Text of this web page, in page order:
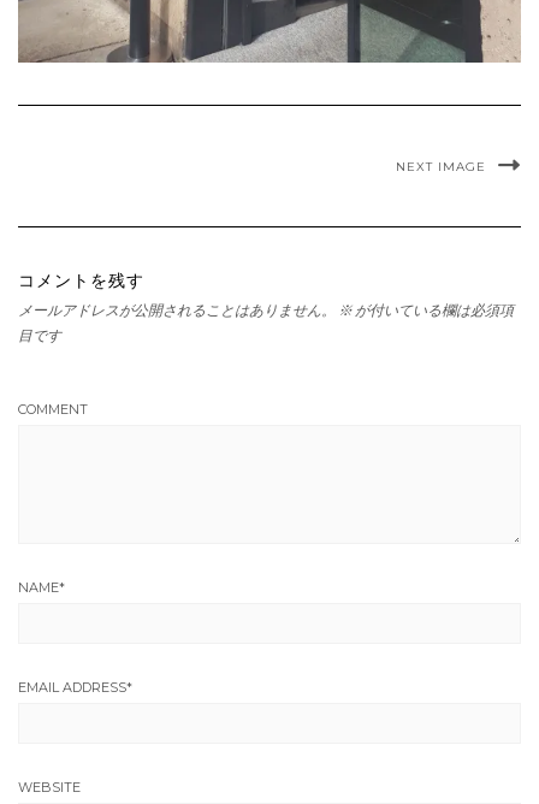
NEXT IMAGE
コメントを残す
メールアドレスが公開されることはありません。 ※ が付いている欄は必須項
目です
COMMENT
NAME*
EMAIL ADDRESS*
WEBSITE